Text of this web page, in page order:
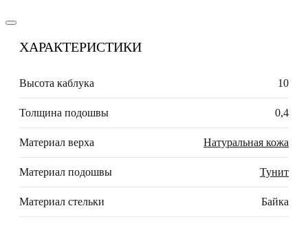
ХАРАКТЕРИСТИКИ
Высота каблука 10
Толщина подошвы 0,4
Материал верха Натуральная кожа
Материал подошвы Тунит
Материал стельки Байка